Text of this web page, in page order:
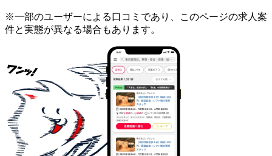
※一部のユーザーによる口コミであり、このページの求人案
件と実態が異なる場合もあります。